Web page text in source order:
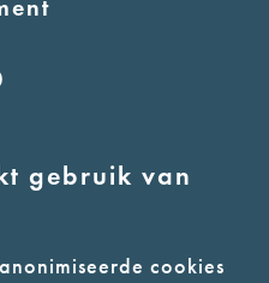
gebruik van
cookies